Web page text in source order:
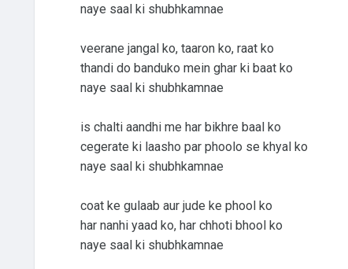
naye saal ki shubhkamnae
veerane jangal ko, taaron ko, raat ko
thandi do banduko mein ghar ki baat ko
naye saal ki shubhkamnae
is chalti aandhi me har bikhre baal ko
cegerate ki laasho par phoolo se khyal ko
naye saal ki shubhkamnae
coat ke gulaab aur jude ke phool ko
har nanhi yaad ko, har chhoti bhool ko
naye saal ki shubhkamnae